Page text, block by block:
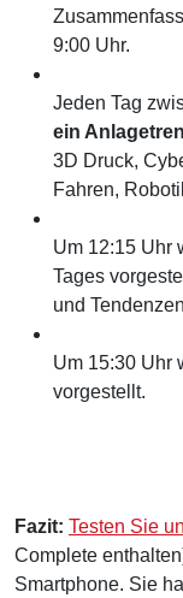
9:00 Uhr.
Jeden Tag
ein
3D Druck,
Fahren,
Um 12:15 Uhr
Tages
und
Um 15:30 Uhr
vorgestellt.
Fazit: Testen Sie
Complete
Smartphone. Sie